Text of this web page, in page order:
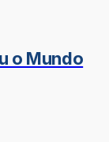
o Mundo